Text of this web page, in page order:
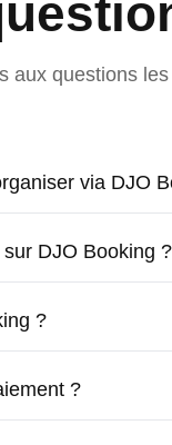
aux questions
via DJO
DJO Booking ?
?
?